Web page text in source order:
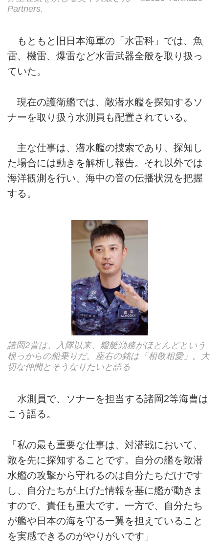
Partners.
もともと旧日本海軍の「水雷科」では、魚
雷、機雷、爆雷など水雷武器全般を取り扱っ
ていた。
現在の護衛艦では、敵潜水艦を探知するソ
ナーを取り扱う水測員も配置されている。
主な仕事は、潜水艦の捜索であり、探知し
た場合には動きを解析し報告。それ以外では
海洋観測を行い、海中の音の伝播状況を把握
する。
諸岡2曹は、入隊以来、艦艇勤務がほとんどという
根っからの船乗りだ。座右の銘は「相敬相愛」。大
切な仲間とそうなりたいと語る
水測員で、ソナーを担当する諸岡2等海曹は
こう語る。
「私の最も重要な仕事は、対潜戦において、
敵を先に探知することです。自分の艦を敵潜
水艦の攻撃から守れるのは自分たちだけです
し、自分たちが上げた情報を基に艦が動きま
すので、責任も重大です。一方で、自分たち
が艦や日本の海を守る一翼を担えていること
を実感できるのがやりがいです」